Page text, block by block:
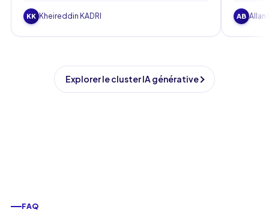
KK Kheireddin KADRI AB Allan
Explorer le cluster IA générative
FAQ